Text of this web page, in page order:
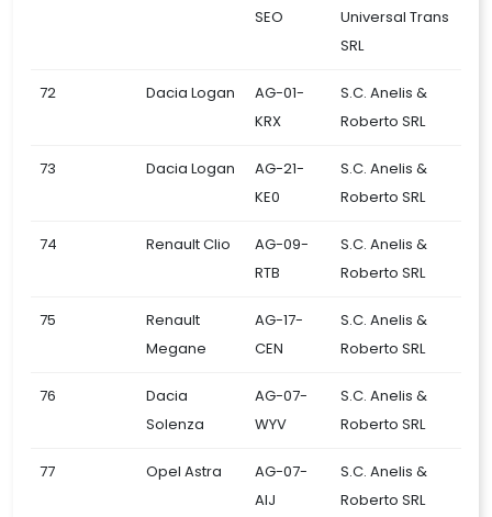
SEO
Universal Trans
SRL
72 Dacia Logan
AG-01-
KRX
S.C. Anelis &
Roberto SRL
73 Dacia Logan
AG-21-
KE0
S.C. Anelis &
Roberto SRL
74 Renault Clio
AG-09-
RTB
S.C. Anelis &
Roberto SRL
75
Renault
Megane
AG-17-
CEN
S.C. Anelis &
Roberto SRL
76
Dacia
Solenza
AG-07-
WYV
S.C. Anelis &
Roberto SRL
77 Opel Astra
AG-07-
AIJ
S.C. Anelis &
Roberto SRL